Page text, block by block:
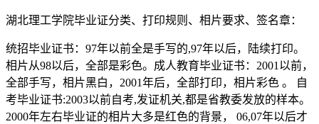
湖北理工学院毕业证分类、打印规则、相片要求、签名章：
统招毕业证书：97年以前全是手写的,97年以后，陆续打印。
相片从98以后，全部是彩色。成人教育毕业证书：2001以前，
全部手写，相片黑白，2001年后，全部打印，相片彩色 。 自
考毕业证书:2003以前自考,发证机关,都是省教委发放的样本。
2000年左右毕业证的相片大多是红色的背景， 06,07年以后才